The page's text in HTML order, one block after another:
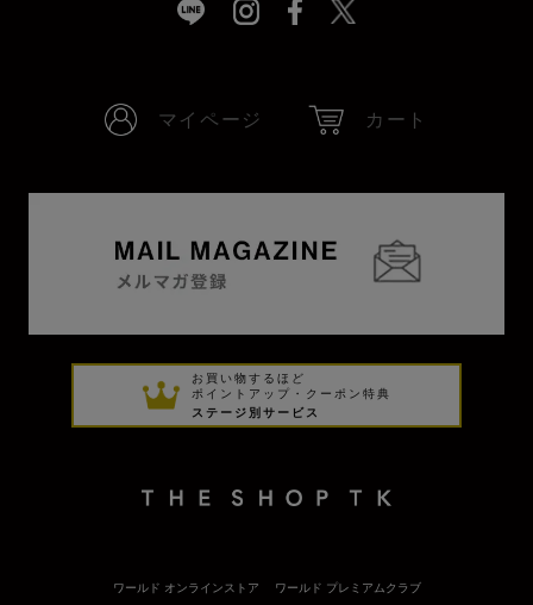
マイページ カート
お買い物するほど
ポイントアップ・クーポン特典
ステージ別サービス
ワールド オンラインストア ワールド プレミアムクラブ